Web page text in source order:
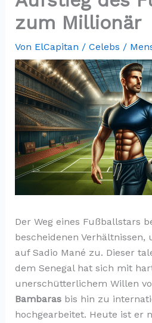
zum Millionär
Von ElCapitan / Celebs /
Der Weg eines Fußballstars
bescheidenen
auf Sadio Mané zu. Dieser
dem Senegal hat sich mit
unerschütterlichem Willen
Bambarasbis hin zu
hochgearbeitet. Heute ist er